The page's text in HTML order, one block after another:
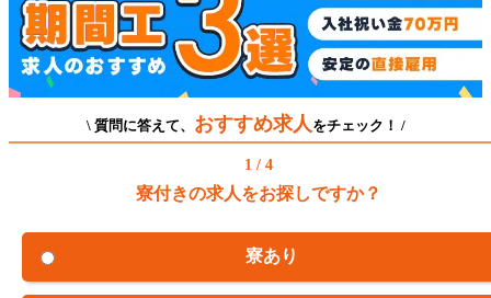
\ 質問に答えて、 おすすめ求人 をチェック！ /
1 / 4
寮付きの求人をお探しですか？
寮あり